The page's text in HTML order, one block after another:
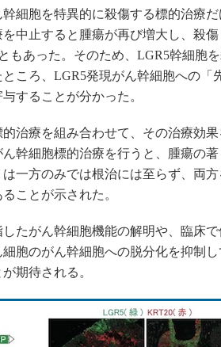
細胞を特異的に殺傷する標的治療だ
中止すると腫瘍が再び増大し、殺
もあった。そのため、LGR5幹細胞
ころ、LGR5発現がん幹細胞への「
することが分かった。
治療を組み合わせて、その治療効果
幹細胞標的治療を行うと、腫瘍の
一方のみでは根治には至らず、両
ことが示された。
たがん幹細胞機能の解明や、臨床で
胞のがん幹細胞への脱分化を抑制
期待される。